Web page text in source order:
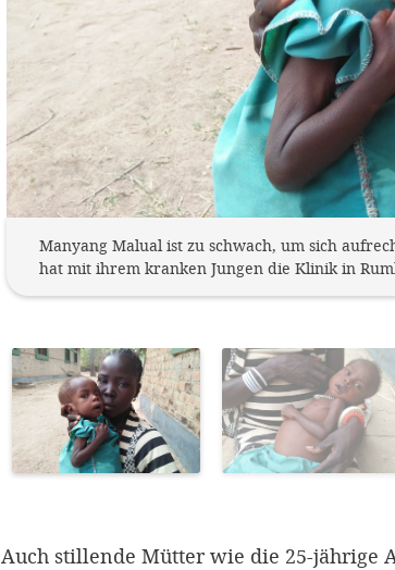
Manyang Malual ist zu schwach, um sich
hat mit ihrem kranken Jungen die Klinik in
Auch stillende Mütter wie die 25-jährige